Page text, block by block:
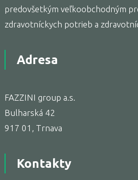
predovšetkým veľkoobchodným
zdravotníckych potrieb a
Adresa
FAZZINI group a.s.
Bulharská 42
917 01, Trnava
Kontakty